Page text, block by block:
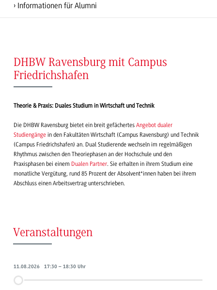
Informationen für Alumni
DHBW Ravensburg mit Campus
Friedrichshafen
Theorie & Praxis: Duales Studium in Wirtschaft und Technik
Die DHBW Ravensburg bietet ein breit gefächertes Angebot dualer
Studiengänge in den Fakultäten Wirtschaft (Campus Ravensburg) und Technik
(Campus Friedrichshafen) an. Dual Studierende wechseln im regelmäßigen
Rhythmus zwischen den Theoriephasen an der Hochschule und den
Praxisphasen bei einem Dualen Partner. Sie erhalten in ihrem Studium eine
monatliche Vergütung, rund 85 Prozent der Absolvent*innen haben bei ihrem
Abschluss einen Arbeitsvertrag unterschrieben.
Veranstaltungen
11.08.2026 17:30 – 18:30 Uhr